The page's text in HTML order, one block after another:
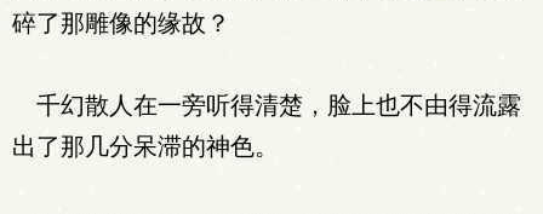
碎了那雕像的缘故？
千幻散人在一旁听得清楚，脸上也不由得流露
出了那几分呆滞的神色。